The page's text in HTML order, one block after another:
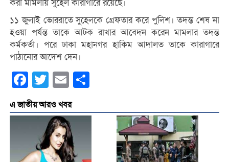
করা মামলায় সুহেল কারাগারে রয়েছে।
১১ জুলাই ভোররাতে সুহেলকে গ্রেফতার করে পুলিশ। তদন্ত শেষ না
হওয়া পর্যন্ত তাকে আটক রাখার আবেদন করেন মামলার তদন্ত
কর্মকর্তা। পরে ঢাকা মহানগর হাকিম আদালত তাকে কারাগারে
পাঠানোর আদেশ দেন।
Facebook
Twitter Email
এ জাতীয় আরও খবর